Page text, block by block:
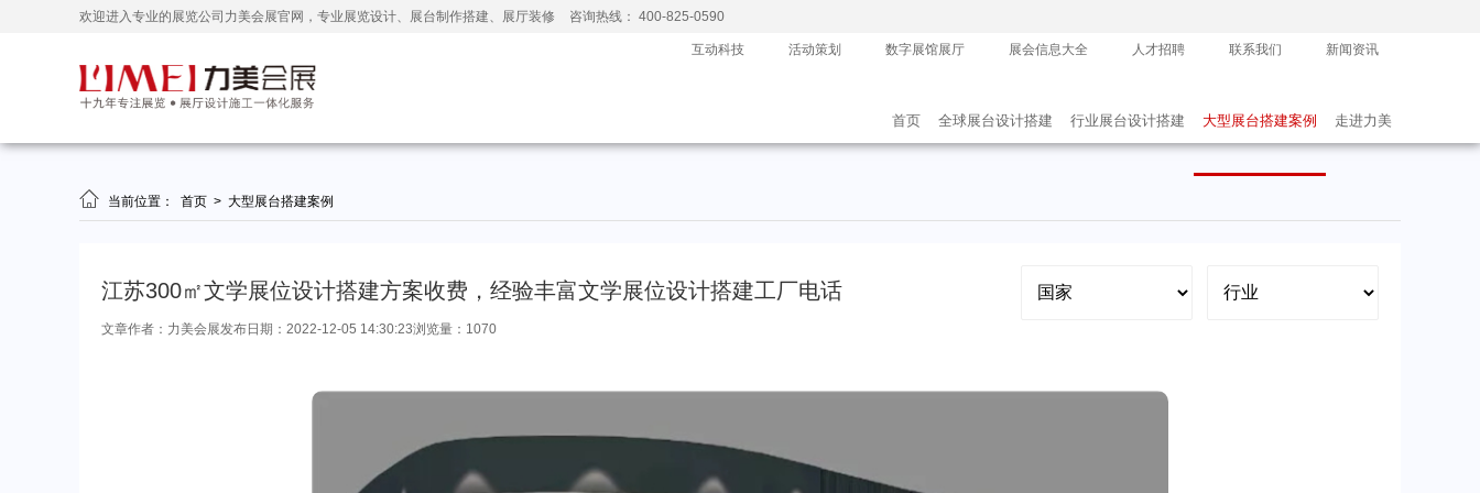
欢迎进入专业的展览公司力美会展官网，专业展览设计、展台制作搭建、展厅装修 咨询热线： 400-825-0590
互动科技 活动策划 数字展馆展厅 展会信息大全 人才招聘 联系我们 新闻资讯
首页 全球展台设计搭建 行业展台设计搭建 大型展台搭建案例 走进力美
 当前位置： 首页 > 大型展台搭建案例
江苏300㎡文学展位设计搭建方案收费，经验丰富文学展位设计搭建工厂电话
文章作者：力美会展发布日期：2022-12-05 14:30:23浏览量：1070